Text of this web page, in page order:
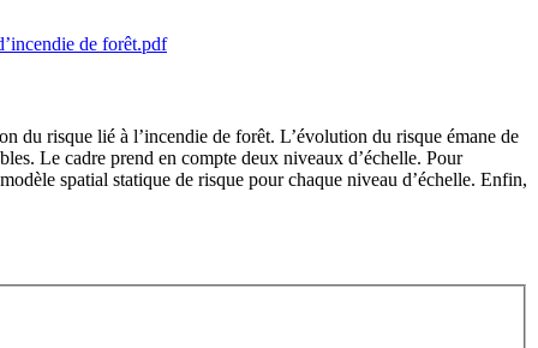
de forêt.pdf
du risque lié à l’incendie de forêt. L’évolution du risque émane de
Le cadre prend en compte deux niveaux d’échelle. Pour
spatial statique de risque pour chaque niveau d’échelle. Enfin,